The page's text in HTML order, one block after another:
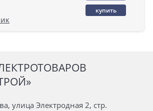
купить
улица Электродная 2, стр.